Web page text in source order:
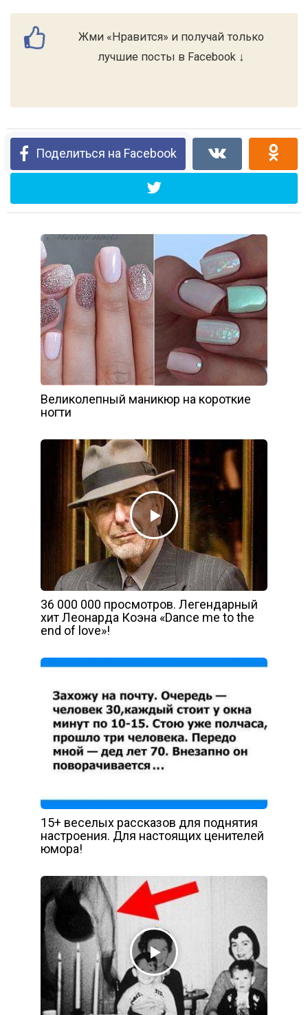
Жми «Нравится» и получай только
лучшие посты в Facebook ↓
Поделиться на Facebook
Великолепный маникюр на короткие
ногти
36 000 000 просмотров. Легендарный
хит Леонарда Коэна «Dance me to the
end of love»!
15+ веселых рассказов для поднятия
настроения. Для настоящих ценителей
юмора!